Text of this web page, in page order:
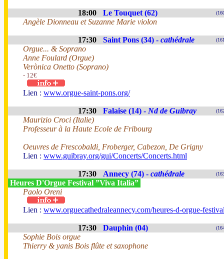
18:00 Le Touquet (62)
Angèle Dionneau et Suzanne Marie violon
17:30 Saint Pons (34) - cathédrale
Orgue... & Soprano
Anne Foulard (Orgue)
Verònica Onetto (Soprano)
- 12€
Lien : www.orgue-saint-pons.org/
17:30 Falaise (14) - Nd de Guibray
Maurizio Croci (Italie)
Professeur à la Haute Ecole de Fribourg
Oeuvres de Frescobaldi, Froberger, Cabezon, De Grigny
Lien : www.guibray.org/gui/Concerts/Concerts.html
17:30 Annecy (74) - cathédrale
Heures D'Orgue Festival ”Viva Italia”
Paolo Oreni
Lien : www.orguecathedraleannecy.com/heures-d-orgue-
17:30 Dauphin (04)
Sophie Bois orgue
Thierry & yanis Bois flûte et saxophone